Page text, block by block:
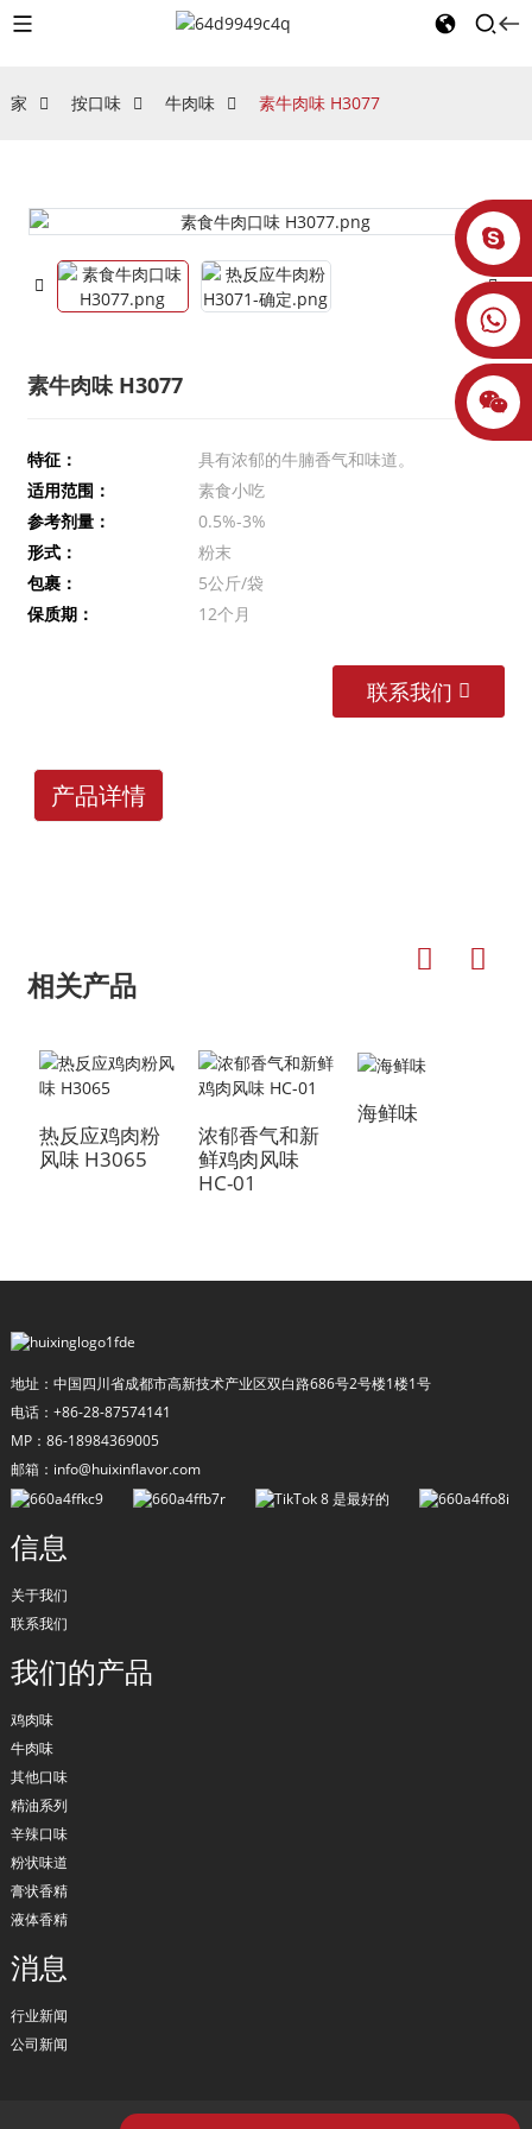
家 按口味 牛肉味 素牛肉味 H3077
素牛肉味 H3077
特征：
具有浓郁的牛腩香气和味道。
适用范围：
素食小吃
参考剂量：
0.5%-3%
形式：
粉末
包裹：
5公斤/袋
保质期：
12个月
联系我们
产品详情
相关产品
热反应鸡肉粉
风味 H3065
浓郁香气和新
鲜鸡肉风味
HC-01
海鲜味
地址：中国四川省成都市高新技术产业区双白路686号2号楼1楼1号
电话：+86-28-87574141
MP：86-18984369005
邮箱：info@huixinflavor.com
信息
关于我们
联系我们
我们的产品
鸡肉味
牛肉味
其他口味
精油系列
辛辣口味
粉状味道
膏状香精
液体香精
消息
行业新闻
公司新闻